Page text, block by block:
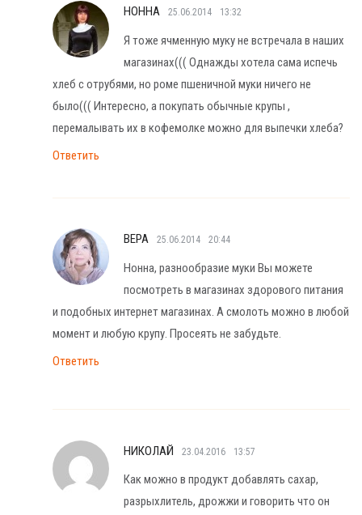
НОННА 25.06.2014 13:32
Я тоже ячменную муку не встречала в наших
магазинах((( Однажды хотела сама испечь
хлеб с отрубями, но роме пшеничной муки ничего не
было((( Интересно, а покупать обычные крупы ,
перемалывать их в кофемолке можно для выпечки хлеба?
Ответить
ВЕРА 25.06.2014 20:44
Нонна, разнообразие муки Вы можете
посмотреть в магазинах здорового питания
и подобных интернет магазинах. А смолоть можно в любой
момент и любую крупу. Просеять не забудьте.
Ответить
НИКОЛАЙ 23.04.2016 13:57
Как можно в продукт добавлять сахар,
разрыхлитель, дрожжи и говорить что он